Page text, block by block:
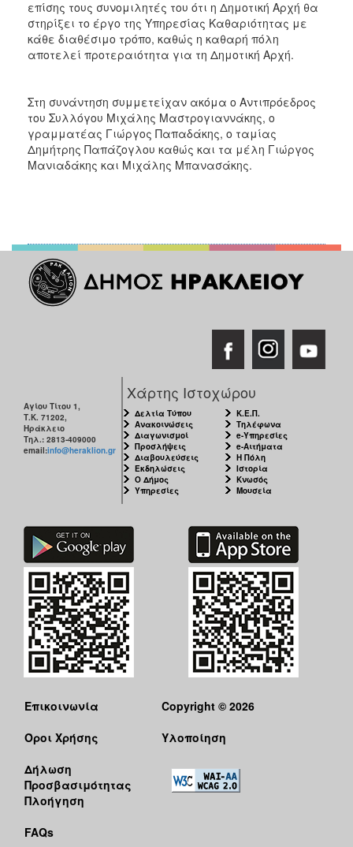
επίσης τους συνομιλητές του ότι η Δημοτική Αρχή θα
στηρίξει το έργο της Υπηρεσίας Καθαριότητας με
κάθε διαθέσιμο τρόπο, καθώς η καθαρή πόλη
αποτελεί προτεραιότητα για τη Δημοτική Αρχή.
Στη συνάντηση συμμετείχαν ακόμα ο Αντιπρόεδρος
του Συλλόγου Μιχάλης Μαστρογιαννάκης, ο
γραμματέας Γιώργος Παπαδάκης, ο ταμίας
Δημήτρης Παπάζογλου καθώς και τα μέλη Γιώργος
Μανιαδάκης και Μιχάλης Μπανασάκης.
Αγίου Τίτου 1,
Τ.Κ. 71202,
Ηράκλειο
Τηλ.: 2813-409000
email:info@heraklion.gr
Χάρτης Ιστοχώρου
Δελτία Τύπου
Ανακοινώσεις
Διαγωνισμοί
Προσλήψεις
Διαβουλεύσεις
Εκδηλώσεις
Ο Δήμος
Υπηρεσίες
Κ.Ε.Π.
Τηλέφωνα
e-Υπηρεσίες
e-Αιτήματα
Η Πόλη
Ιστορία
Κνωσός
Μουσεία
Επικοινωνία
Όροι Χρήσης
Δήλωση
Προσβασιμότητας
Πλοήγηση
FAQs
Copyright © 2026
Υλοποίηση